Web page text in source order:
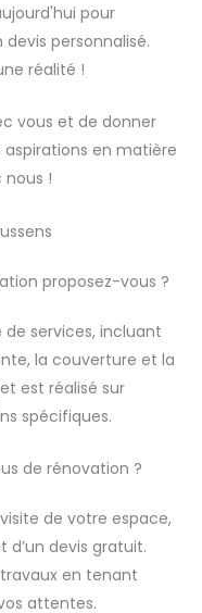
pour
personnalisé.
réalité !
vous et de donner
en matière
!
proposez-vous ?
services, incluant
la couverture et la
est réalisé sur
spécifiques.
de rénovation ?
de votre espace,
d’un devis gratuit.
en tenant
attentes.